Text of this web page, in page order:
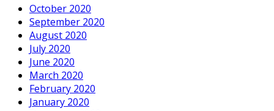
October 2020
September 2020
August 2020
July 2020
June 2020
March 2020
February 2020
January 2020